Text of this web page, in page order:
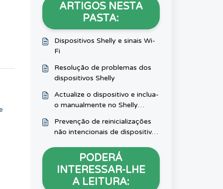
ARTIGOS NESTA
PASTA:
Dispositivos Shelly e sinais Wi-
Fi
Resolução de problemas dos
dispositivos Shelly
Actualize o dispositivo e inclua-
o manualmente no Shelly
Prevenção de reinicializações
não intencionais de dispositivos
PODERÁ
INTERESSAR-LHE
A LEITURA: